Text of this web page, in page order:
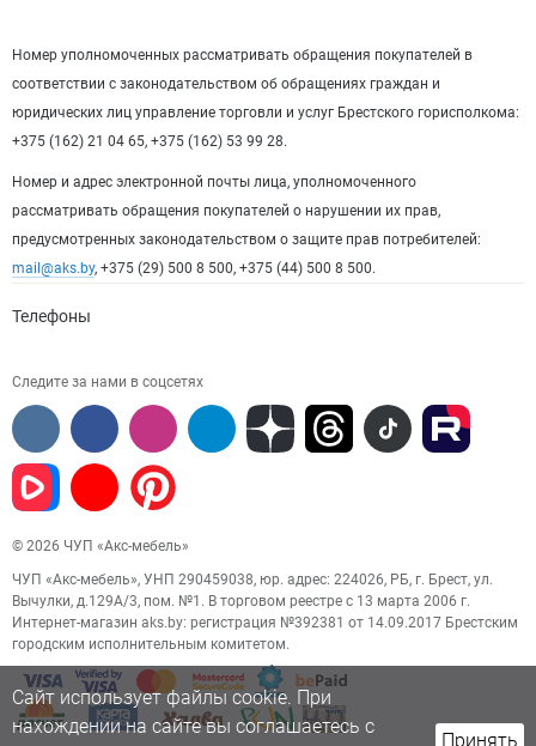
Номер уполномоченных рассматривать обращения покупателей в
соответствии с законодательством об обращениях граждан и
юридических лиц управление торговли и услуг Брестского горисполкома:
+375 (162) 21 04 65, +375 (162) 53 99 28.
Номер и адрес электронной почты лица, уполномоченного
рассматривать обращения покупателей о нарушении их прав,
предусмотренных законодательством о защите прав потребителей:
mail@aks.by, +375 (29) 500 8 500, +375 (44) 500 8 500.
Телефоны
Следите за нами в соцсетях
© 2026 ЧУП «Акс-мебель»
ЧУП «Акс-мебель», УНП 290459038, юр. адрес: 224026, РБ, г. Брест, ул.
Вычулки, д.129А/3, пом. №1. В торговом реестре с 13 марта 2006 г.
Интернет-магазин aks.by: регистрация №392381 от 14.09.2017 Брестским
городским исполнительным комитетом.
Сайт использует файлы cookie. При
нахождении на сайте вы соглашаетесь с
Принять